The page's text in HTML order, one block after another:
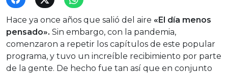
Hace ya once años que salió del aire «El día menos
pensado». Sin embargo, con la pandemia,
comenzaron a repetir los capítulos de este popular
programa, y tuvo un increíble recibimiento por parte
de la gente. De hecho fue tan así que en conjunto